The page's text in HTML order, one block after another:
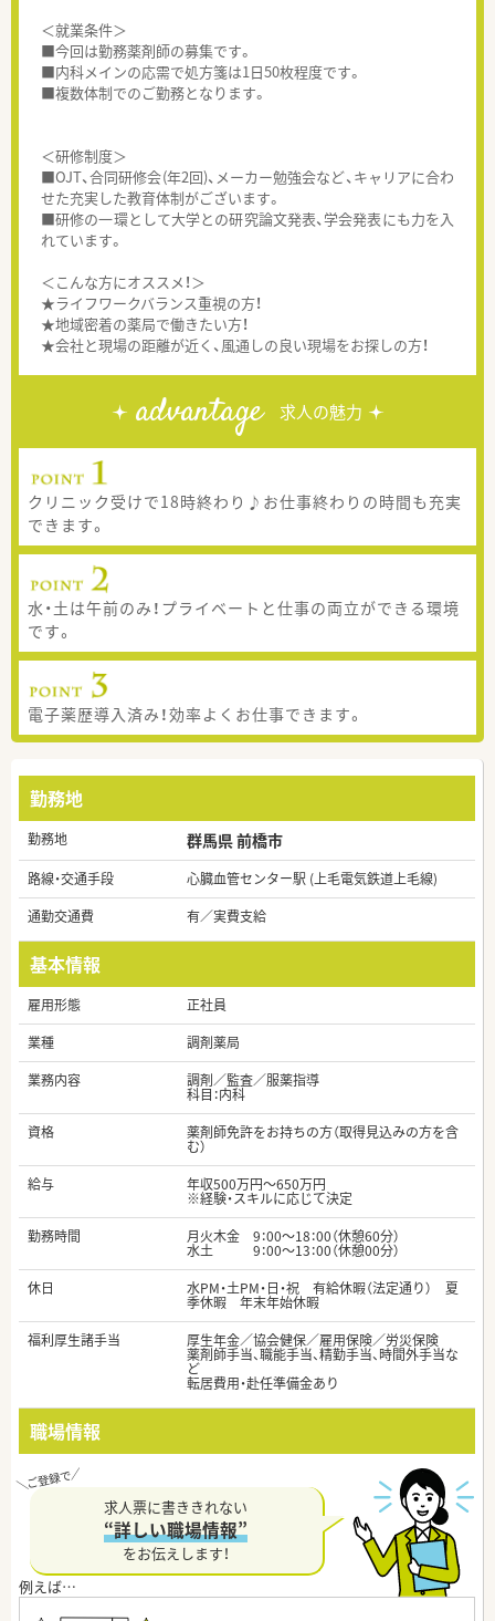
＜就業条件＞
■今回は勤務薬剤師の募集です。
■内科メインの応需で処方箋は1日50枚程度です。
■複数体制でのご勤務となります。
＜研修制度＞
■OJT、合同研修会(年2回)、メーカー勉強会など、キャリアに合わ
せた充実した教育体制がございます。
■研修の一環として大学との研究論文発表、学会発表にも力を入
れています。
＜こんな方にオススメ！＞
★ライフワークバランス重視の方！
★地域密着の薬局で働きたい方！
★会社と現場の距離が近く、風通しの良い現場をお探しの方！
advantage 求人の魅力
クリニック受けで18時終わり♪お仕事終わりの時間も充実
できます。
水・土は午前のみ！プライベートと仕事の両立ができる環境
です。
電子薬歴導入済み！効率よくお仕事できます。
勤務地
勤務地 群馬県 前橋市
路線・交通手段
心臓血管センター駅 (上毛電気鉄道上毛線)
通勤交通費
有／実費支給
基本情報
雇用形態
正社員
業種
調剤薬局
業務内容
調剤／監査／服薬指導
科目：内科
資格
薬剤師免許をお持ちの方（取得見込みの方を含
む）
給与
年収500万円～650万円
※経験・スキルに応じて決定
勤務時間
月火木金 9：00～18：00（休憩60分）
水土 9：00～13：00（休憩00分）
休日
水PM・土PM・日・祝 有給休暇（法定通り） 夏
季休暇 年末年始休暇
福利厚生諸手当
厚生年金／協会健保／雇用保険／労災保険
薬剤師手当、職能手当、精勤手当、時間外手当な
ど
転居費用・赴任準備金あり
職場情報
求人票に書ききれない
“詳しい職場情報”
をお伝えします！